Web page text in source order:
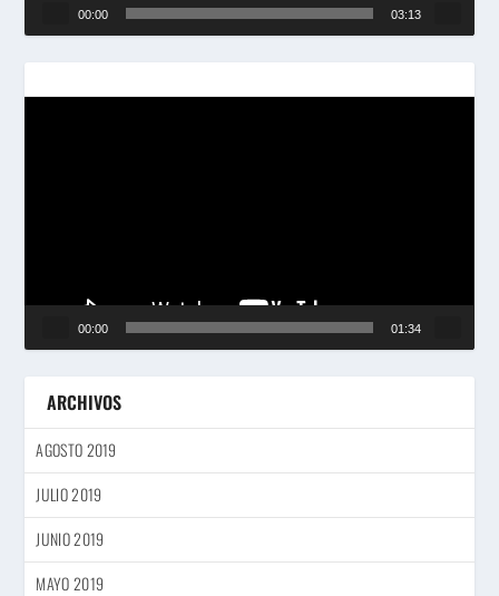
00:00 03:13
00:00 01:34
ARCHIVOS
AGOSTO 2019
JULIO 2019
JUNIO 2019
MAYO 2019